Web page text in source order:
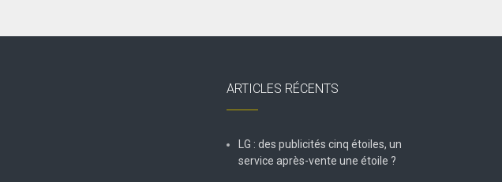
ARTICLES RÉCENTS
LG : des publicités cinq étoiles, un
service après-vente une étoile ?